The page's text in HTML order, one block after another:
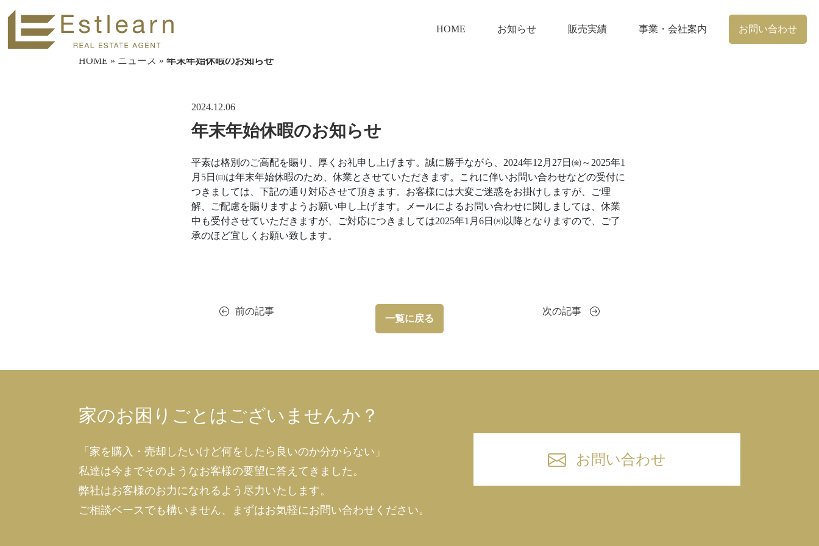
HOME お知らせ 販売実績 事業・会社案内 お問い合わせ
HOME » ニュース » 年末年始休暇のお知らせ
2024.12.06
年末年始休暇のお知らせ
平素は格別のご高配を賜り、厚くお礼申し上げます。誠に勝手ながら、2024年12月27日㈮～2025年1
月5日㈰は年末年始休暇のため、休業とさせていただきます。これに伴いお問い合わせなどの受付に
つきましては、下記の通り対応させて頂きます。お客様には大変ご迷惑をお掛けしますが、ご理
解、ご配慮を賜りますようお願い申し上げます。メールによるお問い合わせに関しましては、休業
中も受付させていただきますが、ご対応につきましては2025年1月6日㈪以降となりますので、ご了
承のほど宜しくお願い致します。
前の記事
一覧に戻る
次の記事
家のお困りごとはございませんか？
「家を購入・売却したいけど何をしたら良いのか分からない」
私達は今までそのようなお客様の要望に答えてきました。
弊社はお客様のお力になれるよう尽力いたします。
ご相談ベースでも構いません、まずはお気軽にお問い合わせください。
お問い合わせ